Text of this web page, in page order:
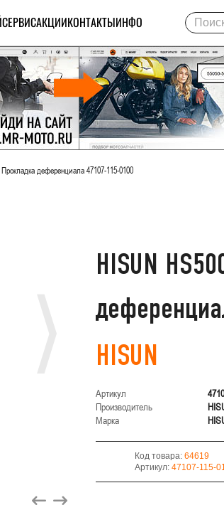
СЕРВИСАКЦИИКОНТАКТЫИНФО
деференциала 47107-115-0100
HISUN
HISUN
Артикул
Производитель
Марка
Код товара: 64619
Артикул: 47107-115-